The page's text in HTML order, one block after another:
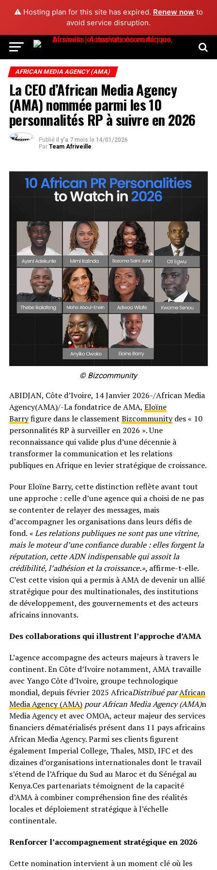
⚠️ Hosting plan for this site has expired. Renew now to
avoid service disruption.
AFRICAN MEDIA AGENCY (AMA)
La CEO d’African Media Agency
(AMA) nommée parmi les 10
personnalités RP à suivre en 2026
Publié il y'a 7 mois le 14/01/2026
Par Team Afriveille
© Bizcommunity
ABIDJAN, Côte d’Ivoire, 14 Janvier 2026-/African Media
Agency(AMA)/-La fondatrice de AMA, Eloïne
Barryfigure dans le classement Bizcommunitydes « 10
personnalités RP à surveiller en 2026 ». Une
reconnaissance qui valide plus d’une décennie à
transformer la communication et les relations
publiques en Afrique en levier stratégique de croissance.
Pour Eloïne Barry, cette distinction reflète avant tout
une approche : celle d’une agence qui a choisi de ne pas
se contenter de relayer des messages, mais
d’accompagner les organisations dans leurs défis de
fond. « Les relations publiques ne sont pas une vitrine,
mais le moteur d’une confiance durable : elles forgent la
réputation, cette ADN indispensable qui assoit la
crédibilité, l’adhésion et la croissance.», affirme-t-elle.
C’est cette vision qui a permis à AMA de devenir un allié
stratégique pour des multinationales, des institutions
de développement, des gouvernements et des acteurs
africains innovants.
Des collaborations qui illustrent l’approche d’AMA
L’agence accompagne des acteurs majeurs à travers le
continent. En Côte d’Ivoire notamment, AMA travaille
avec Yango Côte d’Ivoire, groupe technologique
mondial, depuis février 2025 AfricaDistribué parAfrican
Media Agency (AMA)pour African Media Agency (AMA)n
Media Agency et avec OMOA, acteur majeur des services
financiers dématérialisés présent dans 11 pays africains
African Media Agency. Parmi ses clients figurent
également Imperial College, Thales, MSD, IFC et des
dizaines d’organisations internationales dont le travail
s’étend de l’Afrique du Sud au Maroc et du Sénégal au
Kenya.Ces partenariats témoignent de la capacité
d’AMA à combiner compréhension fine des réalités
locales et déploiement stratégique à l’échelle
continentale.
Renforcer l’accompagnement stratégique en 2026
Cette nomination intervient à un moment clé où les